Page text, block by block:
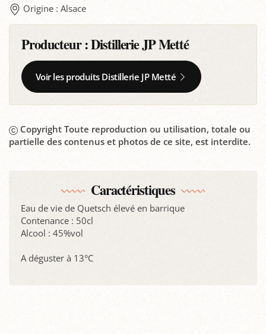
Origine : Alsace
Producteur :Distillerie JP Metté
Voir les produits Distillerie JP Metté
Copyright Toute reproduction ou utilisation, totale ou
partielle des contenus et photos de ce site, est interdite.
Caractéristiques
Eau de vie de Quetsch élevé en barrique
Contenance : 50cl
Alcool : 45%vol
A déguster à 13°C